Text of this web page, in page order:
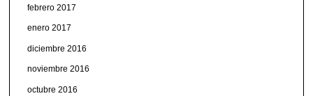
febrero 2017
enero 2017
diciembre 2016
noviembre 2016
octubre 2016